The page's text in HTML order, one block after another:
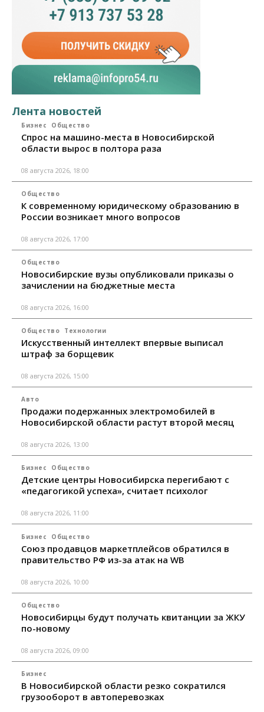
Лента новостей
Бизнес Общество
Спрос на машино-места в Новосибирской
области вырос в полтора раза
08 августа 2026, 18:00
Общество
К современному юридическому образованию в
России возникает много вопросов
08 августа 2026, 17:00
Общество
Новосибирские вузы опубликовали приказы о
зачислении на бюджетные места
08 августа 2026, 16:00
Общество Технологии
Искусственный интеллект впервые выписал
штраф за борщевик
08 августа 2026, 15:00
Авто
Продажи подержанных электромобилей в
Новосибирской области растут второй месяц
08 августа 2026, 13:00
Бизнес Общество
Детские центры Новосибирска перегибают с
«педагогикой успеха», считает психолог
08 августа 2026, 11:00
Бизнес Общество
Союз продавцов маркетплейсов обратился в
правительство РФ из-за атак на WB
08 августа 2026, 10:00
Общество
Новосибирцы будут получать квитанции за ЖКУ
по-новому
08 августа 2026, 09:00
Бизнес
В Новосибирской области резко сократился
грузооборот в автоперевозках